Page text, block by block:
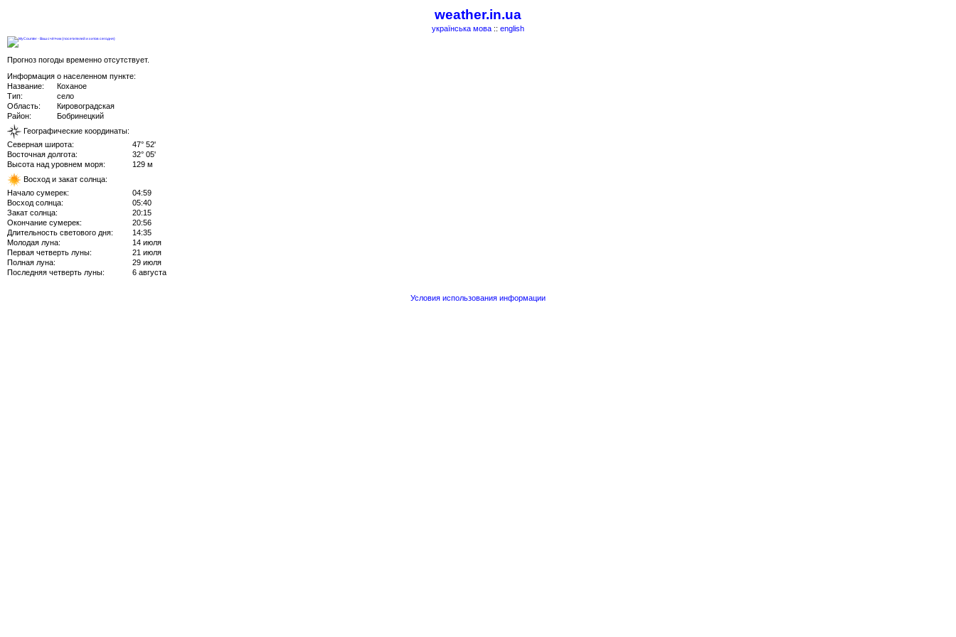
weather.in.ua
українська мова :: english
Прогноз погоды временно отсутствует.
Информация о населенном пункте:
Название:
Коханое
Тип:
село
Область:
Кировоградская
Район:
Бобринецкий
Географические координаты:
Северная широта:
47° 52'
Восточная долгота:
32° 05'
Высота над уровнем моря:
129 м
Восход и закат солнца:
Начало сумерек:
04:59
Восход солнца:
05:40
Закат солнца:
20:15
Окончание сумерек:
20:56
Длительность светового дня:
14:35
Молодая луна:
14 июля
Первая четверть луны:
21 июля
Полная луна:
29 июля
Последняя четверть луны:
6 августа
Условия использования информации